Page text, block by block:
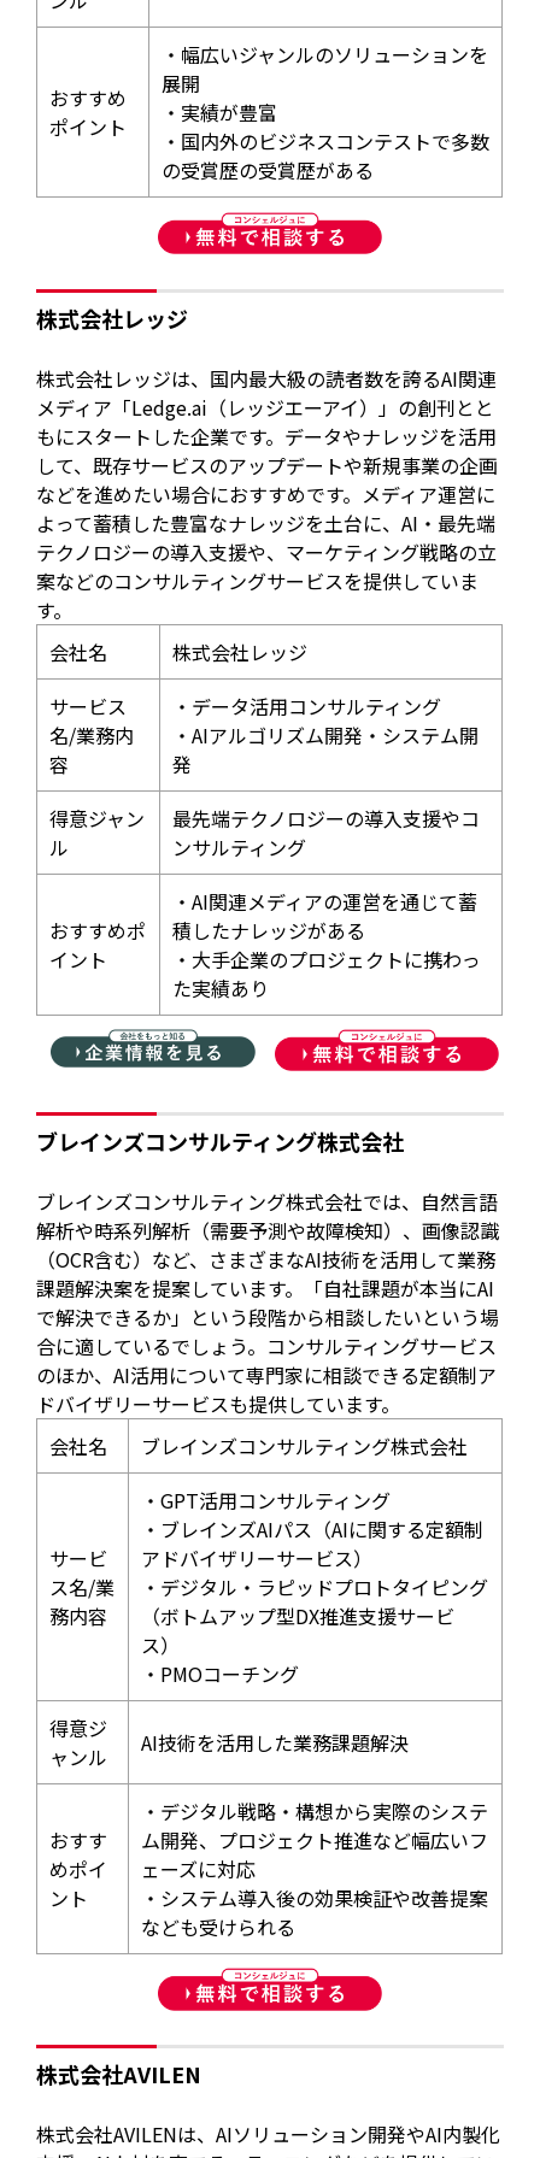
おすすめ
ポイント
・幅広いジャンルのソリューションを
展開
・実績が豊富
・国内外のビジネスコンテストで多数
の受賞歴の受賞歴がある
株式会社レッジ
株式会社レッジは、国内最大級の読者数を誇るAI関連
メディア「Ledge.ai（レッジエーアイ）」の創刊とと
もにスタートした企業です。データやナレッジを活用
して、既存サービスのアップデートや新規事業の企画
などを進めたい場合におすすめです。メディア運営に
よって蓄積した豊富なナレッジを土台に、AI・最先端
テクノロジーの導入支援や、マーケティング戦略の立
案などのコンサルティングサービスを提供していま
す。
会社名
株式会社レッジ
サービス
名/業務内
容
・データ活用コンサルティング
・AIアルゴリズム開発・システム開
発
得意ジャン
ル
最先端テクノロジーの導入支援やコ
ンサルティング
おすすめポ
イント
・AI関連メディアの運営を通じて蓄
積したナレッジがある
・大手企業のプロジェクトに携わっ
た実績あり
ブレインズコンサルティング株式会社
ブレインズコンサルティング株式会社では、自然言語
解析や時系列解析（需要予測や故障検知）、画像認識
（OCR含む）など、さまざまなAI技術を活用して業務
課題解決案を提案しています。「自社課題が本当にAI
で解決できるか」という段階から相談したいという場
合に適しているでしょう。コンサルティングサービス
のほか、AI活用について専門家に相談できる定額制ア
ドバイザリーサービスも提供しています。
会社名
ブレインズコンサルティング株式会社
サービ
ス名/業
務内容
・GPT活用コンサルティング
・ブレインズAIパス（AIに関する定額制
アドバイザリーサービス）
・デジタル・ラピッドプロトタイピング
（ボトムアップ型DX推進支援サービ
ス）
・PMOコーチング
得意ジ
ャンル
AI技術を活用した業務課題解決
おすす
めポイ
ント
・デジタル戦略・構想から実際のシステ
ム開発、プロジェクト推進など幅広いフ
ェーズに対応
・システム導入後の効果検証や改善提案
なども受けられる
株式会社AVILEN
株式会社AVILENは、AIソリューション開発やAI内製化